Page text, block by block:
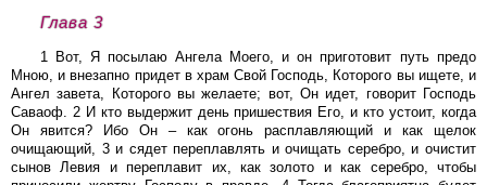
Глава 3
1 Вот, Я посылаю Ангела Моего, и он приготовит путь предо
Мною, и внезапно придет в храм Свой Господь, Которого вы ищете, и
Ангел завета, Которого вы желаете; вот, Он идет, говорит Господь
Саваоф. 2 И кто выдержит день пришествия Его, и кто устоит, когда
Он явится? Ибо Он – как огонь расплавляющий и как щелок
очищающий, 3 и сядет переплавлять и очищать серебро, и очистит
сынов Левия и переплавит их, как золото и как серебро, чтобы